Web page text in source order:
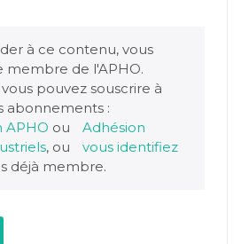
à ce contenu, vous
membre de l'APHO.
pouvez souscrire à
abonnements :
APHO ou
Adhésion
, ou
vous identifiez
déjà membre.